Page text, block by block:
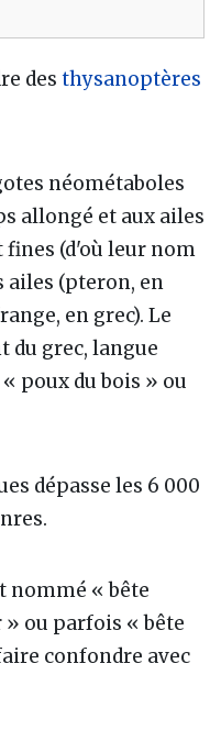
des thysanoptères
néométaboles
allongé et aux ailes
fines (d'où leur nom
ailes (pteron, en
en grec). Le
grec, langue
poux du bois » ou
dépasse les 6 000
nommé « bête
» ou parfois « bête
confondre avec